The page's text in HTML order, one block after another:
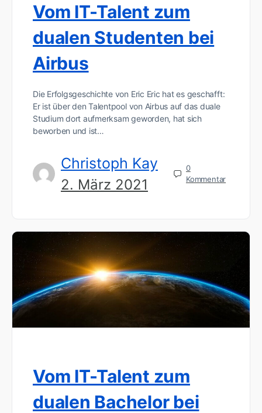
Vom IT-Talent zum
dualen Studenten bei
Airbus
Die Erfolgsgeschichte von Eric Eric hat es geschafft:
Er ist über den Talentpool von Airbus auf das duale
Studium dort aufmerksam geworden, hat sich
beworben und ist…
Christoph Kay
2. März 2021
0
Kommentar
Vom IT-Talent zum
dualen Bachelor bei